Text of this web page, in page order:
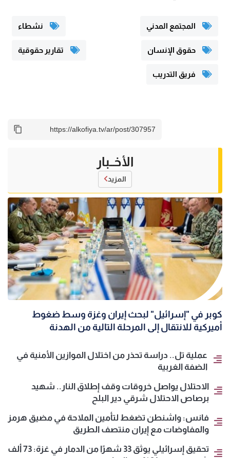
المجتمع المدني نشطاء
حقوق الإنسان تقارير حقوقية
فريق التدريب
الأخــبار
المزيد
كوبر في "إسرائيل" لبحث إيران وغزة وسط ضغوط
أميركية للانتقال إلى المرحلة التالية من الهدنة
عملية تل.. دراسة تحذر من اختلال الموازين الأمنية في
الضفة الغربية
الاحتلال يواصل خروقات وقف إطلاق النار.. شهيد
برصاص الاحتلال شرقي دير البلح
فانس: واشنطن تضغط لتأمين الملاحة في مضيق هرمز
والمفاوضات مع إيران منتصف الطريق
تحقيق إسرائيلي يوثق 33 شهرًا من الدمار في غزة: 73 ألف